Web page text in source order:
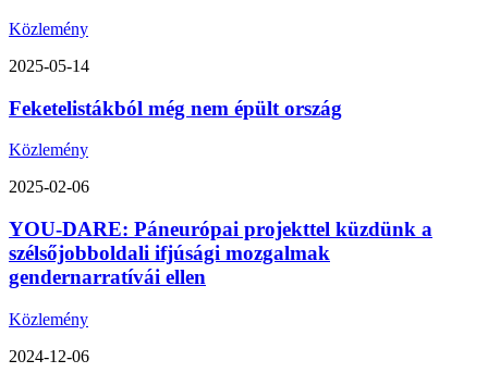
Közlemény
2025-05-14
Feketelistákból még nem épült ország
Közlemény
2025-02-06
YOU-DARE: Páneurópai projekttel küzdünk a
szélsőjobboldali ifjúsági mozgalmak
gendernarratívái ellen
Közlemény
2024-12-06